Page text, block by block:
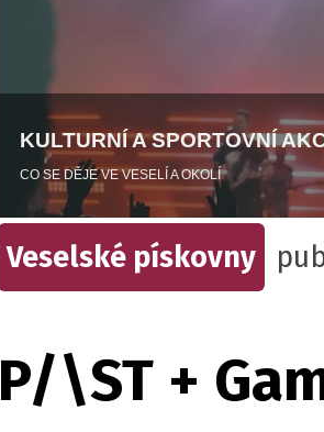
KULTURNÍ A SPORTOVNÍ
CO SE DĚJE VE VESELÍ A OKOLÍ
Veselské pískovny
P/\ST +